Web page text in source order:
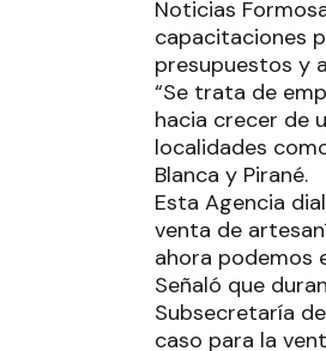
Noticias
capacitaciones
presupuestos y
“Se trata de
hacia crecer de
localidades
Blanca y Pirané.
Esta Agencia
venta de
ahora podemos
Señaló que
Subsecretaría
caso para la